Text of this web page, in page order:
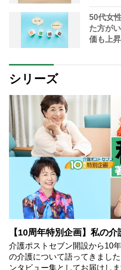
高齢者
50代女
た方が
価も上
シリーズ
【10周年特別企画】私の介
介護ポストセブン開設から10
の介護について語ってきまし
ンタビュー集としてお届けしま